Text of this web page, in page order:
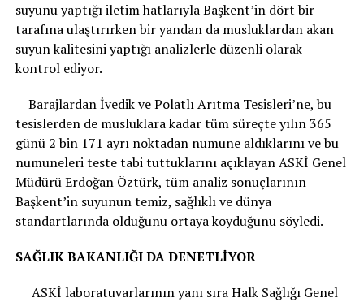
suyunu yaptığı iletim hatlarıyla Başkent’in dört bir
tarafına ulaştırırken bir yandan da musluklardan akan
suyun kalitesini yaptığı analizlerle düzenli olarak
kontrol ediyor.
Barajlardan İvedik ve Polatlı Arıtma Tesisleri’ne, bu
tesislerden de musluklara kadar tüm süreçte yılın 365
günü 2 bin 171 ayrı noktadan numune aldıklarını ve bu
numuneleri teste tabi tuttuklarını açıklayan ASKİ Genel
Müdürü Erdoğan Öztürk, tüm analiz sonuçlarının
Başkent’in suyunun temiz, sağlıklı ve dünya
standartlarında olduğunu ortaya koyduğunu söyledi.
SAĞLIK BAKANLIĞI DA DENETLİYOR
ASKİ laboratuvarlarının yanı sıra Halk Sağlığı Genel